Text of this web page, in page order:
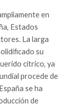
en
Estados
La larga
su
cítrico, ya
procede de
se ha
de